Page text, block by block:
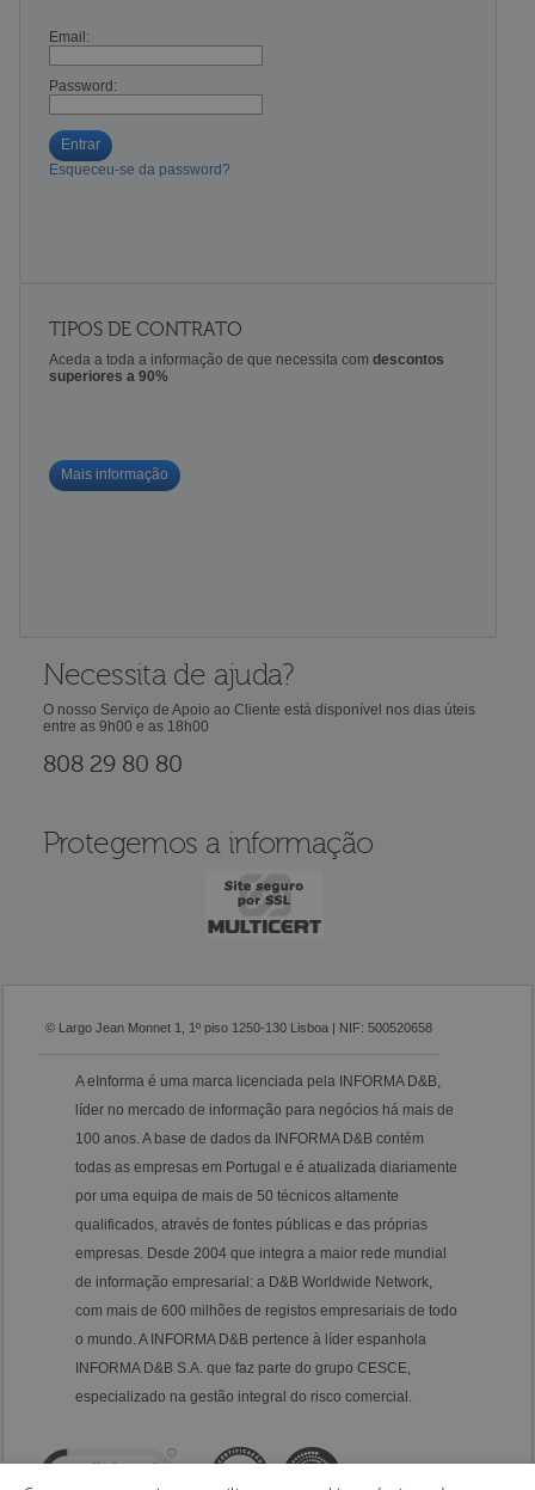
Email:
Password:
Entrar
Esqueceu-se da password?
TIPOS DE CONTRATO
Aceda a toda a informação de que necessita com descontos
superiores a 90%
Mais informação
Necessita de ajuda?
O nosso Serviço de Apoio ao Cliente está disponível nos dias úteis
entre as 9h00 e as 18h00
808 29 80 80
Protegemos a informação
© Largo Jean Monnet 1, 1º piso 1250-130 Lisboa | NIF: 500520658
A eInforma é uma marca licenciada pela INFORMA D&B,
líder no mercado de informação para negócios há mais de
100 anos. A base de dados da INFORMA D&B contém
todas as empresas em Portugal e é atualizada diariamente
por uma equipa de mais de 50 técnicos altamente
qualificados, através de fontes públicas e das próprias
empresas. Desde 2004 que integra a maior rede mundial
de informação empresarial: a D&B Worldwide Network,
com mais de 600 milhões de registos empresariais de todo
o mundo. A INFORMA D&B pertence à líder espanhola
INFORMA D&B S.A. que faz parte do grupo CESCE,
especializado na gestão integral do risco comercial.